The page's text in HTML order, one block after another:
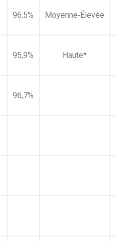
96,5% Moyenne‑Élevée
95,9% Haute*
96,7%